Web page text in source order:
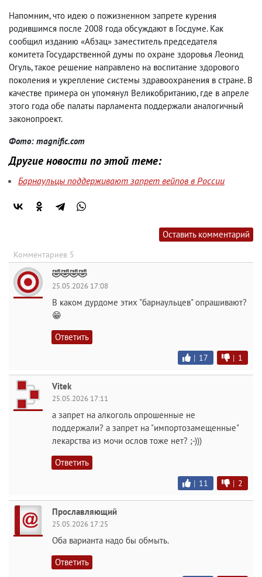
Напомним, что идею о пожизненном запрете курения
родившимся после 2008 года обсуждают в Госдуме. Как
сообщил изданию «Абзац» заместитель председателя
комитета Государственной думы по охране здоровья Леонид
Огуль, такое решение направлено на воспитание здорового
поколения и укрепление системы здравоохранения в стране. В
качестве примера он упомянул Великобританию, где в апреле
этого года обе палаты парламента поддержали аналогичный
законопроект.
Фото: magnific.com
Другие новости по этой теме:
Барнаульцы поддерживают запрет вейпов в России
Оставить комментарий
Комментариев 5
🤣🤣🤣🤣
25.05.2026 17:08
В каком дурдоме этих "барнаульцев" опрашивают?
😁
Ответить
| 17 | 1
Vitek
25.05.2026 17:11
а запрет на алкоголь опрошенные не
поддержали? а запрет на "импортозамещенные"
лекарства из мочи ослов тоже нет? ;-)))
Ответить
| 11 | 2
Прославляющий
25.05.2026 17:25
Оба варианта надо бы обмыть.
Ответить